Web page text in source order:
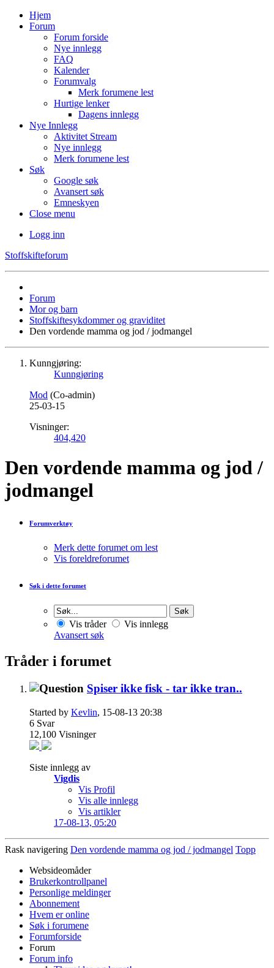
Hjem
Forum
Forum forside
Nye innlegg
FAQ
Kalender
Forumvalg
Merk forumene lest
Hurtige lenker
Dagens innlegg
Nye Innlegg
Aktivitet Stream
Nye innlegg
Merk forumene lest
Søk
Google søk
Avansert søk
Emneskyen
Close menu
Logg inn
Stoffskifteforum
Forum
Mor og barn
Stoffskiftesykdommer og graviditet
Den vordende mamma og jod / jodmangel
Kunngjøring:
Kunngjøring
Mod (Co-admin)
25-03-15
Visninger:
404,420
Den vordende mamma og jod /
jodmangel
Forumverktøy
Merk dette forumet om lest
Vis foreldreforumet
Søk i dette forumet
Vis tråder
Vis innlegg
Avansert søk
Tråder i forumet
Spiser ikke fisk - tar ikke tran..
Started by Kevlin, 15-08-13 20:38
6 Svar
12,100 Visninger
Siste innlegg av
Vigdis
Vis Profil
Vis alle innlegg
Vis artikler
17-08-13, 05:20
Rask navigering Den vordende mamma og jod / jodmangel Topp
Websideomåder
Brukerkontrollpanel
Personlige meldinger
Abonnement
Hvem er online
Søk i forumene
Forumforside
Forum
Forum info